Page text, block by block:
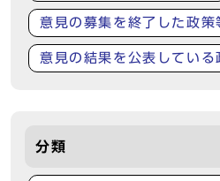
意見の募集を終了した政策
意見の結果を公表している
分類